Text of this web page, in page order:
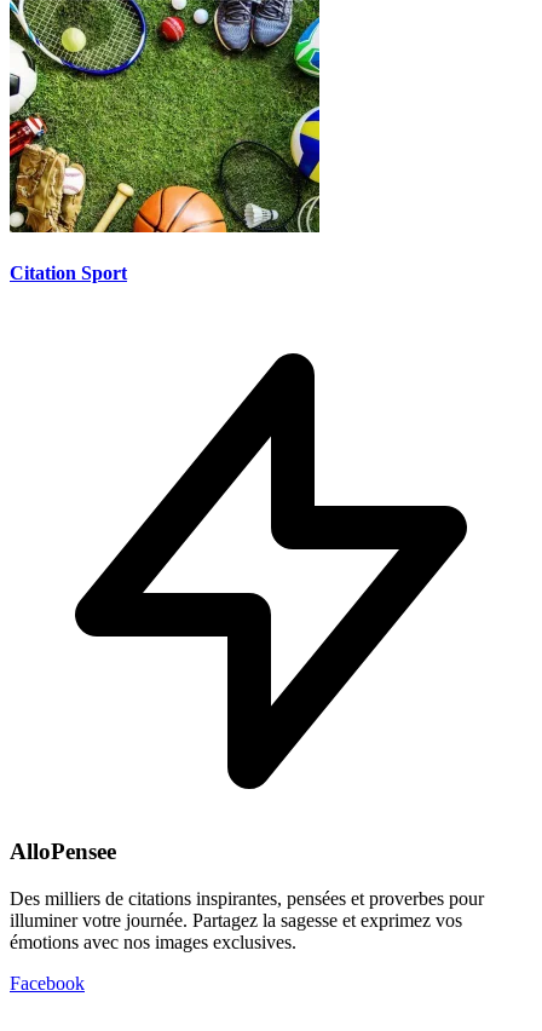
Citation Sport
AlloPensee
Des milliers de citations inspirantes, pensées et proverbes pour
illuminer votre journée. Partagez la sagesse et exprimez vos
émotions avec nos images exclusives.
Facebook